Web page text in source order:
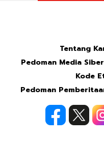
Tentang
Pedoman Media Siber
Kode
Pedoman